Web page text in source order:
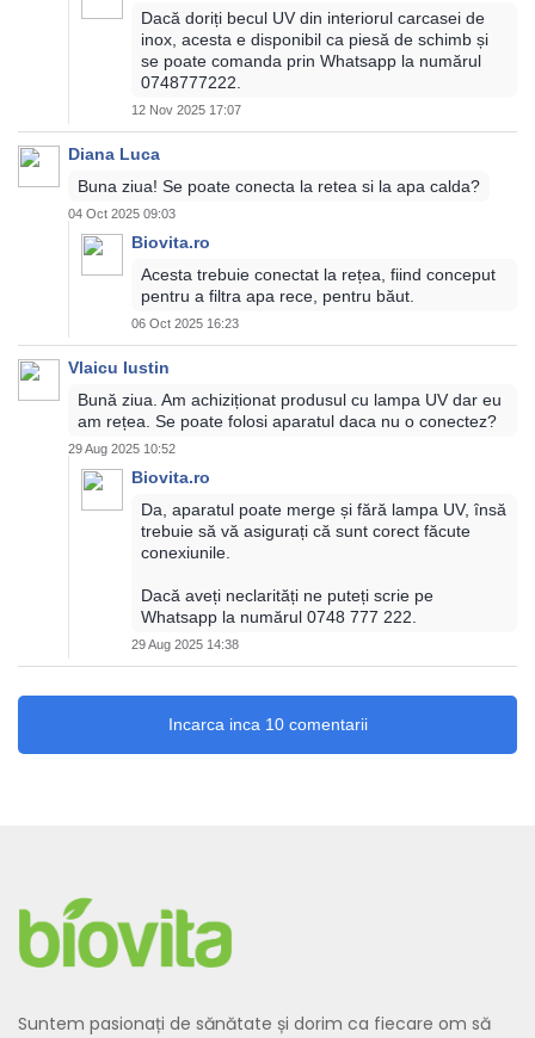
Dacă doriți becul UV din interiorul carcasei de
inox, acesta e disponibil ca piesă de schimb și
se poate comanda prin Whatsapp la numărul
0748777222.
12 Nov 2025 17:07
Diana Luca
Buna ziua! Se poate conecta la retea si la apa calda?
04 Oct 2025 09:03
Biovita.ro
Acesta trebuie conectat la rețea, fiind conceput
pentru a filtra apa rece, pentru băut.
06 Oct 2025 16:23
Vlaicu Iustin
Bună ziua. Am achiziționat produsul cu lampa UV dar eu
am rețea. Se poate folosi aparatul daca nu o conectez?
29 Aug 2025 10:52
Biovita.ro
Da, aparatul poate merge și fără lampa UV, însă
trebuie să vă asigurați că sunt corect făcute
conexiunile.
Dacă aveți neclarități ne puteți scrie pe
Whatsapp la numărul 0748 777 222.
29 Aug 2025 14:38
Incarca inca 10 comentarii
Suntem pasionați de sănătate și dorim ca fiecare om să